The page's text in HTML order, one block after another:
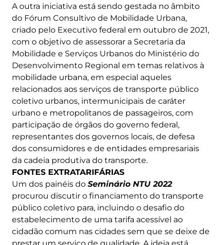
A outra iniciativa está sendo gestada no âmbito
do Fórum Consultivo de Mobilidade Urbana,
criado pelo Executivo federal em outubro de 2021,
com o objetivo de assessorar a Secretaria da
Mobilidade e Serviços Urbanos do Ministério do
Desenvolvimento Regional em temas relativos à
mobilidade urbana, em especial aqueles
relacionados aos serviços de transporte público
coletivo urbanos, intermunicipais de caráter
urbano e metropolitanos de passageiros, com
participação de órgãos do governo federal,
representantes dos governos locais, de defesa
dos consumidores e de entidades empresariais
da cadeia produtiva do transporte.
FONTES EXTRATARIFÁRIAS
Um dos painéis do Seminário NTU 2022
procurou discutir o financiamento do transporte
público coletivo para, incluindo o desafio do
estabelecimento de uma tarifa acessível ao
cidadão comum nas cidades sem que se deixe de